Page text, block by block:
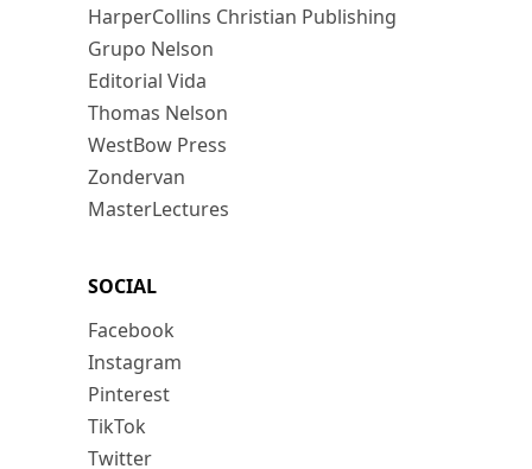
HarperCollins Christian Publishing
Grupo Nelson
Editorial Vida
Thomas Nelson
WestBow Press
Zondervan
MasterLectures
SOCIAL
Facebook
Instagram
Pinterest
TikTok
Twitter